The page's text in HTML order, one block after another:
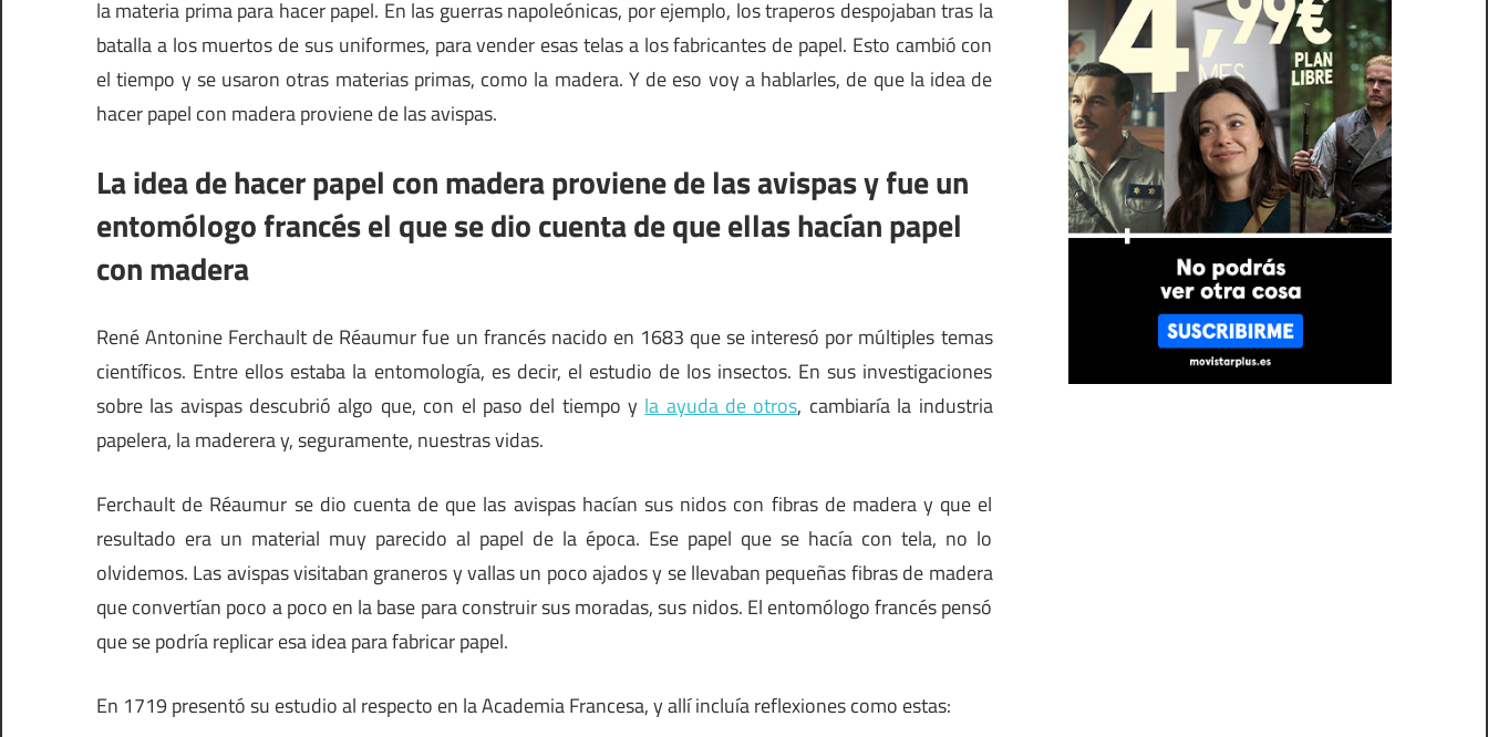
la materia prima para hacer papel. En las guerras napoleónicas, por ejemplo, los traperos despojaban tras la
batalla a los muertos de sus uniformes, para vender esas telas a los fabricantes de papel. Esto cambió con
el tiempo y se usaron otras materias primas, como la madera. Y de eso voy a hablarles, de que la idea de
hacer papel con madera proviene de las avispas.
La idea de hacer papel con madera proviene de las avispas y fue un
entomólogo francés el que se dio cuenta de que ellas hacían papel
con madera
René Antonine Ferchault de Réaumur fue un francés nacido en 1683 que se interesó por múltiples temas
científicos. Entre ellos estaba la entomología, es decir, el estudio de los insectos. En sus investigaciones
sobre las avispas descubrió algo que, con el paso del tiempo y la ayuda de otros, cambiaría la industria
papelera, la maderera y, seguramente, nuestras vidas.
Ferchault de Réaumur se dio cuenta de que las avispas hacían sus nidos con fibras de madera y que el
resultado era un material muy parecido al papel de la época. Ese papel que se hacía con tela, no lo
olvidemos. Las avispas visitaban graneros y vallas un poco ajados y se llevaban pequeñas fibras de madera
que convertían poco a poco en la base para construir sus moradas, sus nidos. El entomólogo francés pensó
que se podría replicar esa idea para fabricar papel.
En 1719 presentó su estudio al respecto en la Academia Francesa, y allí incluía reflexiones como estas: